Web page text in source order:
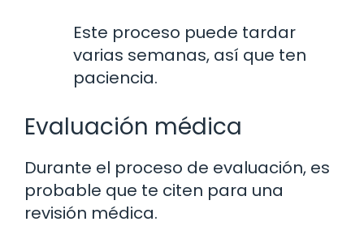
Este proceso puede tardar
varias semanas, así que ten
paciencia.
Evaluación médica
Durante el proceso de evaluación, es
probable que te citen para una
revisión médica.